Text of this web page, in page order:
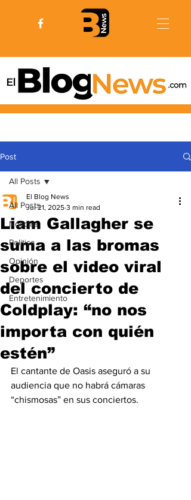
Post
All Posts
Noticias
Politica
Opinión
Deportes
Entretenimiento
All Posts
Liam Gallagher se
suma a las bromas
sobre el video viral
del concierto de
Coldplay: “no nos
importa con quién
estén”
El Blog News
Jul 21, 2025 3 min read
El cantante de Oasis aseguró a su
audiencia que no habrá cámaras
“chismosas” en sus conciertos.